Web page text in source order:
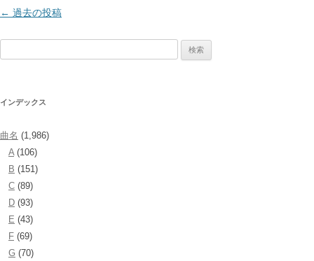
投
シ
ョ
← 過去の投稿
インデックス
曲名 (1,986)
A(106)
B (151)
C (89)
D (93)
E (43)
F (69)
G (70)